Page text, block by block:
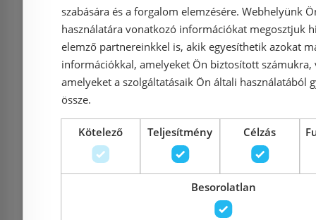
Kapcsolat
Adatvédelmi tájékoztató
Általános Szerződési Feltételek
Impresszum
szabására és a forgalom elemzésére. Webhelyünk
használatára vonatkozó információkat megosztjuk
elemző partnereinkkel is, akik egyesíthetik azokat
információkkal, amelyeket Ön biztosított számukra,
amelyeket a szolgáltatásaik Ön általi használatából
össze.
Kötelező Teljesítmény Célzás
Besorolatlan